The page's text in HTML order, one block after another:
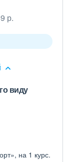
р.
виду
на 1 курс.